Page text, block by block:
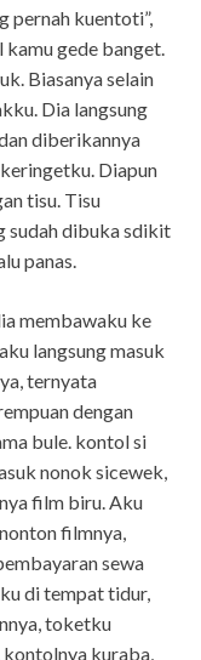
pernah kuentoti”,
gede banget.
Biasanya selain
Dia langsung
diberikannya
Diapun
tisu. Tisu
sudah dibuka sdikit
panas.
membawaku ke
langsung masuk
ternyata
dengan
bule. kontol si
nonok sicewek,
film biru. Aku
filmnya,
sewa
di tempat tidur,
toketku
kuraba,